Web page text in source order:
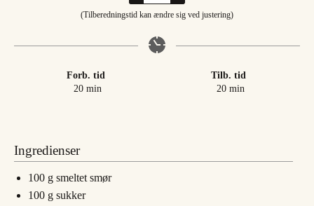
(Tilberedningstid kan ændre sig ved justering)
Forb. tid
20minutter
min
Tilb. tid
20minutter
min
Ingredienser
100 g smeltet smør
100 g sukker